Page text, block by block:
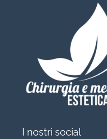
I nostri social